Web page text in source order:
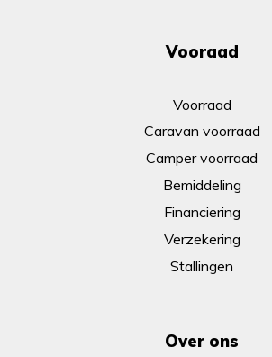
Vooraad
Voorraad
Caravan voorraad
Camper voorraad
Bemiddeling
Financiering
Verzekering
Stallingen
Over ons